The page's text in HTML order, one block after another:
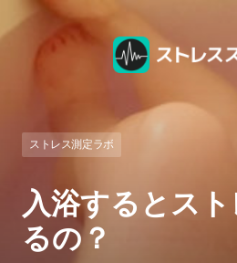
ストレス測定ラボ
入浴するとス
るの？